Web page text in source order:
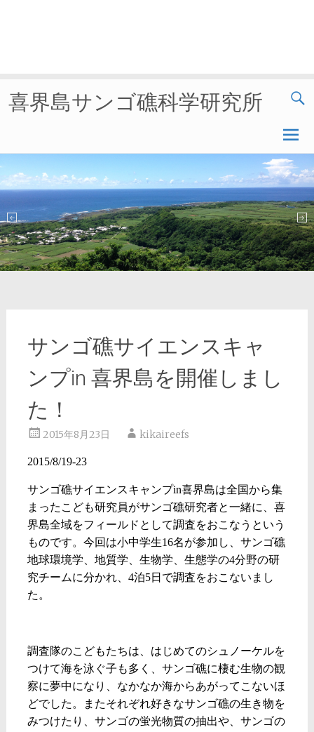
喜界島サンゴ礁科学研究所
サンゴ礁サイエンスキャ
ンプin 喜界島を開催しまし
た！
2015年8月23日 kikaireefs
2015/8/19-23
サンゴ礁サイエンスキャンプin喜界島は全国から集
まったこども研究員がサンゴ礁研究者と一緒に、喜
界島全域をフィールドとして調査をおこなうという
ものです。今回は小中学生16名が参加し、サンゴ礁
地球環境学、地質学、生物学、生態学の4分野の研
究チームに分かれ、 4泊5日で調査をおこないまし
た。
調査隊のこどもたちは、はじめてのシュノーケルを
つけて海を泳ぐ子も多く、サンゴ礁に棲む生物の観
察に夢中になり、なかなか海からあがってこないほ
どでした。またそれぞれ好きなサンゴ礁の生き物を
みつけたり、サンゴの蛍光物質の抽出や、サンゴの